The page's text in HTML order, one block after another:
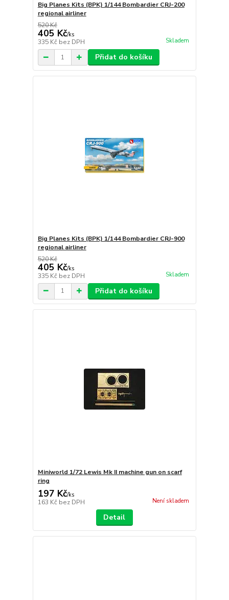
Big Planes Kits (BPK) 1/144 Bombardier CRJ-200
regional airliner
520 Kč
405 Kč/ks
335 Kč bez DPH Skladem
Přidat do košíku
Big Planes Kits (BPK) 1/144 Bombardier CRJ-900
regional airliner
520 Kč
405 Kč/ks
335 Kč bez DPH Skladem
Přidat do košíku
Miniworld 1/72 Lewis Mk II machine gun on scarf
ring
197 Kč/ks
163 Kč bez DPH Není skladem
Detail